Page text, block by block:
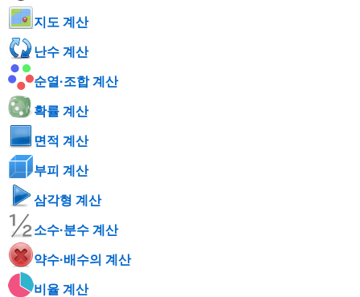
지도 계산
난수 계산
순열·조합 계산
확률 계산
면적 계산
부피 계산
삼각형 계산
소수·분수 계산
약수·배수의 계산
비율 계산